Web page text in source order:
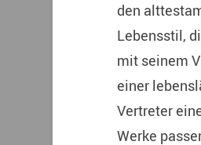
den
Lebensstil,
mit seinem
einer
Vertreter
Werke